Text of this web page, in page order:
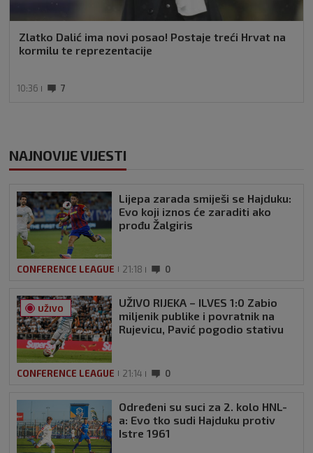
Zlatko Dalić ima novi posao! Postaje treći Hrvat na
kormilu te reprezentacije
10:36 7
NAJNOVIJE VIJESTI
Lijepa zarada smiješi se Hajduku:
Evo koji iznos će zaraditi ako
prođu Žalgiris
CONFERENCE LEAGUE 21:18 0
UŽIVO
UŽIVO RIJEKA – ILVES 1:0 Zabio
miljenik publike i povratnik na
Rujevicu, Pavić pogodio stativu
CONFERENCE LEAGUE 21:14 0
Određeni su suci za 2. kolo HNL-
a: Evo tko sudi Hajduku protiv
Istre 1961